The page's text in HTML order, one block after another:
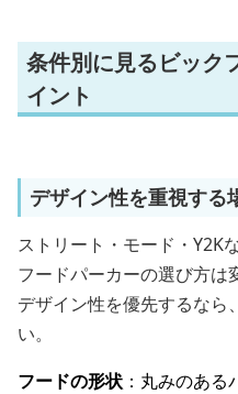
条件別に見るビック
イント
デザイン性を重視する
ストリート・モード・Y2K
フードパーカーの選び方は
デザイン性を優先するなら
い。
フードの形状 ：丸みのあ